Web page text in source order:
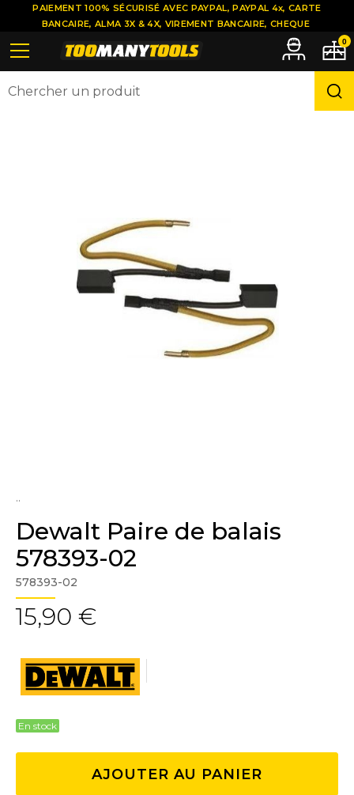
..
Dewalt Paire de balais
578393-02
578393-02
15,90 €
En stock
AJOUTER AU PANIER
PAIEMENT 100% SÉCURISÉ AVEC PAYPAL, PAYPAL 4x, CARTE
BANCAIRE, ALMA 3X & 4X, VIREMENT BANCAIRE, CHEQUE
0